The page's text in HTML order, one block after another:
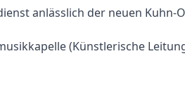
anlässlich der neuen Kuhn-
(Künstlerische